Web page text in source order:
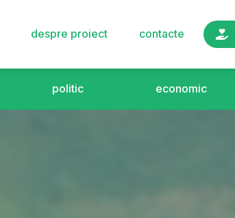
despre proiect contacte
politic economic